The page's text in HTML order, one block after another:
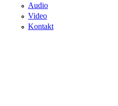
Audio
Video
Kontakt